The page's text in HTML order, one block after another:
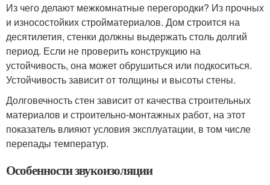
Из чего делают межкомнатные перегородки? Из прочных
и износостойких стройматериалов. Дом строится на
десятилетия, стенки должны выдержать столь долгий
период. Если не проверить конструкцию на
устойчивость, она может обрушиться или подкоситься.
Устойчивость зависит от толщины и высоты стены.
Долговечность стен зависит от качества строительных
материалов и строительно-монтажных работ, на этот
показатель влияют условия эксплуатации, в том числе
перепады температур.
Особенности звукоизоляции